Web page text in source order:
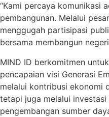
“Kami percaya komunikasi
pembangunan. Melalui
menggugah partisipasi
bersama membangun
MIND ID berkomitmen
pencapaian visi Generasi
melalui kontribusi ekonomi
tetapi juga melalui
pengembangan sumber